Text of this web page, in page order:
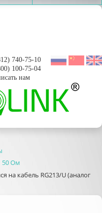
740-75-10
100-75-04
нам
50 Ом
на кабель RG213/U (аналог